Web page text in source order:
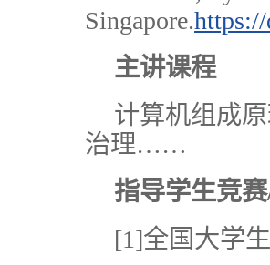
Singapore.
主讲课程
计算机组成
治理……
指导学生竞
[1]全国大学